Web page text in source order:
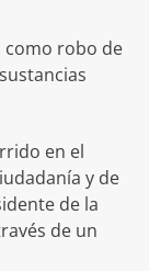
como robo de
en el
y de
de la
de un